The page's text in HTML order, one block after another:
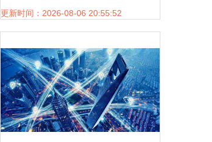
更新时间：2026-08-06 20:55:52